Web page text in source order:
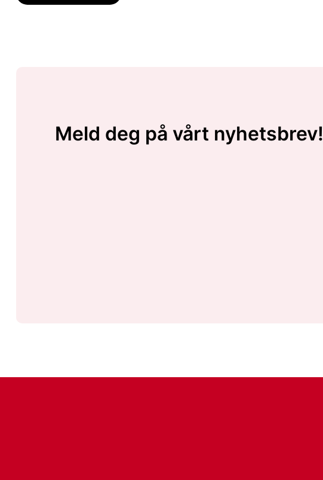
Meld deg på vårt nyhetsbrev!